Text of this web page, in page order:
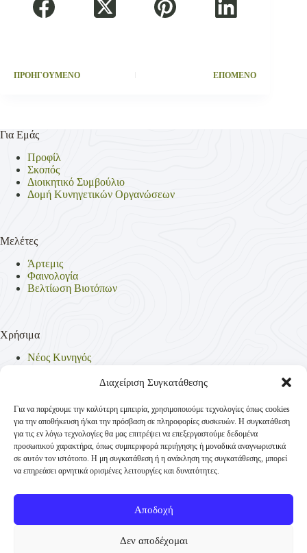
Διαχείριση Συγκατάθεσης
Για να παρέχουμε την καλύτερη εμπειρία, χρησιμοποιούμε τεχνολογίες όπως cookies
για την αποθήκευση ή/και την πρόσβαση σε πληροφορίες συσκευών. Η συγκατάθεση
για τις εν λόγω τεχνολογίες θα μας επιτρέψει να επεξεργαστούμε δεδομένα
προσωπικού χαρακτήρα, όπως συμπεριφορά περιήγησης ή μοναδικά αναγνωριστικά
σε αυτόν τον ιστότοπο. Η μη συγκατάθεση ή η ανάκληση της συγκατάθεσης, μπορεί
να επηρεάσει αρνητικά ορισμένες λειτουργίες και δυνατότητες.
Αποδοχή
Δεν αποδέχομαι
ΠΡΟΗΓΟΥΜΕΝΟ ΕΠΟΜΕΝΟ
Για Εμάς
Προφίλ
Σκοπός
Διοικητικό Συμβούλιο
Δομή Κυνηγετικών Οργανώσεων
Μελέτες
Άρτεμις
Φαινολογία
Βελτίωση Βιοτόπων
Χρήσιμα
Νέος Κυνηγός
Νομοθεσία
Πολιτική Απορρήτου
Πολιτική Cookies (ΕΕ)
Επικοινωνία
Κυνηγετική Συνομοσπονδία Ελλάδος
TK 10431 Αθήνα
+30 210-3231271